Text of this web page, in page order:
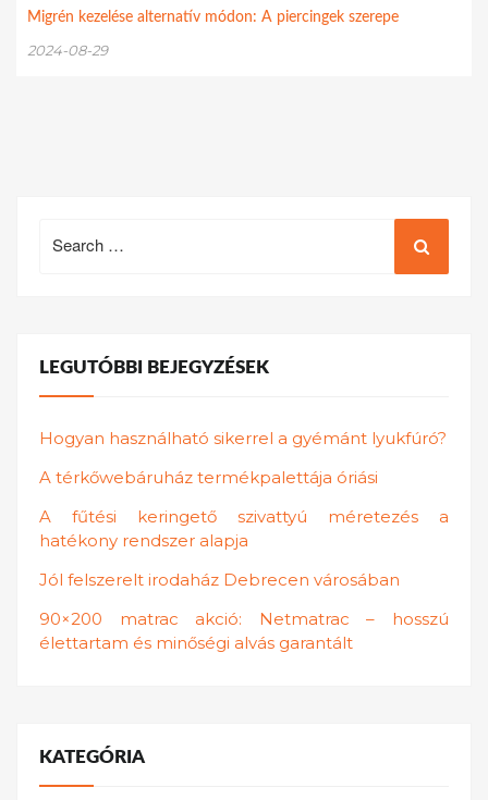
Migrén kezelése alternatív módon: A piercingek szerepe
2024-08-29
for:
LEGUTÓBBI BEJEGYZÉSEK
Hogyan használható sikerrel a gyémánt lyukfúró?
A térkőwebáruház termékpalettája óriási
A fűtési keringető szivattyú méretezés a
hatékony rendszer alapja
Jól felszerelt irodaház Debrecen városában
90×200 matrac akció: Netmatrac – hosszú
élettartam és minőségi alvás garantált
KATEGÓRIA